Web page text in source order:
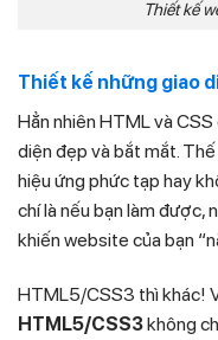
Thiết kế
Thiết kế những giao
Hẳn nhiên HTML và
diện đẹp và bắt mắt.
hiệu ứng phức tạp hay
chí là nếu bạn làm được,
khiến website của bạn
HTML5/CSS3 thì khác!
HTML5/CSS3không